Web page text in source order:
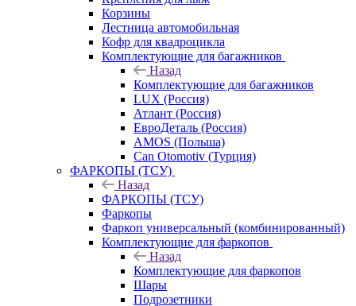
Корзины
Лестница автомобильная
Кофр для квадроцикла
Комплектующие для багажников
Назад
Комплектующие для багажников
LUX (Россия)
Атлант (Россия)
ЕвроДеталь (Россия)
AMOS (Польша)
Can Otomotiv (Турция)
ФАРКОПЫ (ТСУ)
Назад
ФАРКОПЫ (ТСУ)
Фаркопы
Фаркоп универсальный (комбинированный)
Комплектующие для фаркопов
Назад
Комплектующие для фаркопов
Шары
Подрозетники